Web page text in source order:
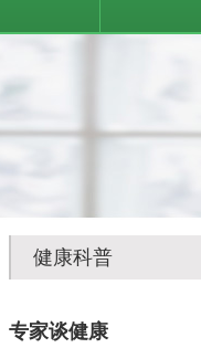
健康科普
专家谈健康